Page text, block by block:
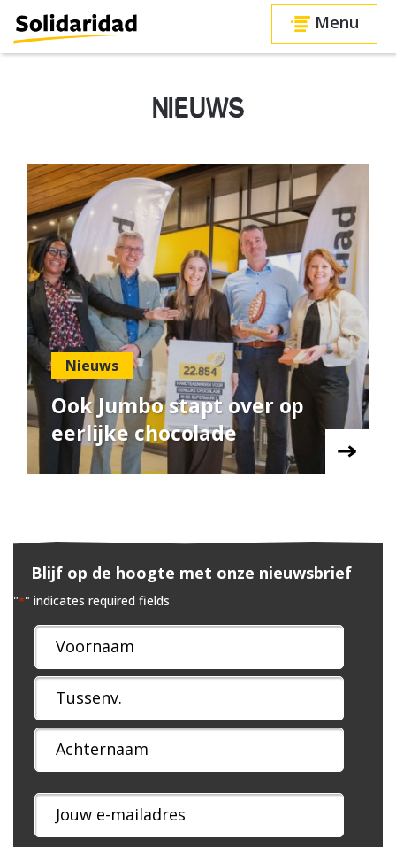
Menu
NIEUWS
Nieuws
Ook Jumbo stapt over op
eerlijke chocolade
Blijf op de hoogte met onze nieuwsbrief
"*" indicates required fields
Naam
*